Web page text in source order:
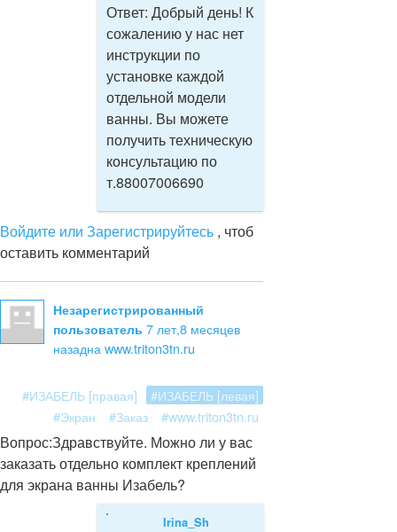
Ответ: Добрый день! К
сожалению у нас нет
инструкции по
установке каждой
отдельной модели
ванны. Вы можете
получить техническую
консультацию по
т.88007006690
Войдите или Зарегистрируйтесь , чтоб
оставить комментарий
Незарегистрированный
пользователь 7 лет,8 месяцев
назадна www.triton3tn.ru
#ИЗАБЕЛЬ [правая]
#ИЗАБЕЛЬ [левая]
#Экран
#Заказ #www.triton3tn.ru
Вопрос:Здравствуйте. Можно ли у вас
заказать отдельно комплект креплений
для экрана ванны Изабель?
Irina_Sh